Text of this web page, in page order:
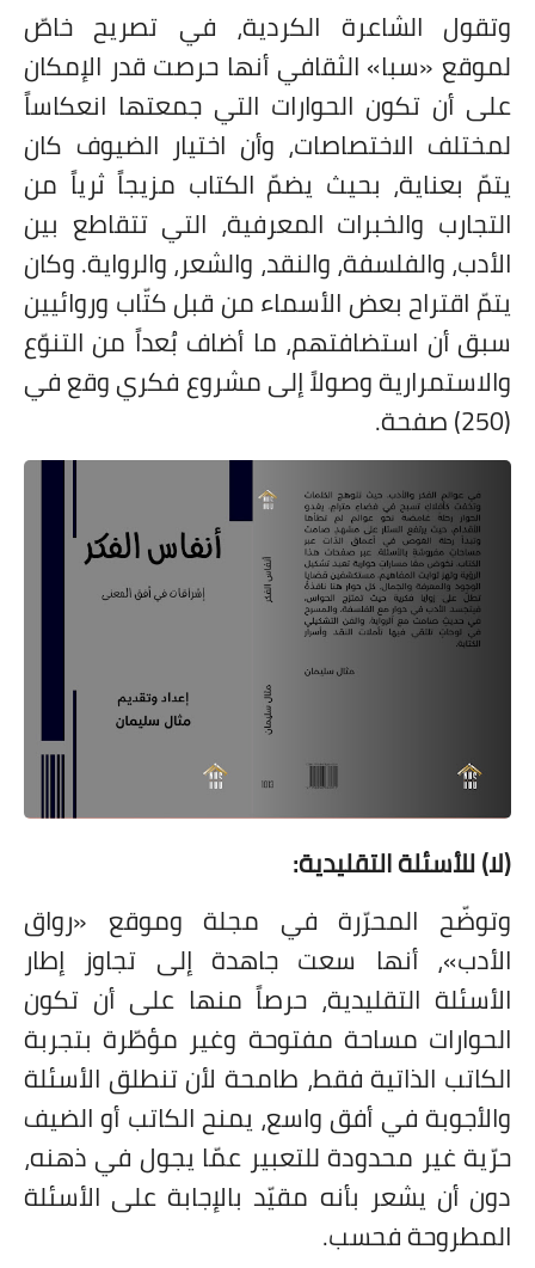
وتقول الشاعرة الكردية، في تصريح خاصّ
لموقع «سبا» الثقافي أنها حرصت قدر الإمكان
على أن تكون الحوارات التي جمعتها انعكاساً
لمختلف الاختصاصات، وأن اختيار الضيوف كان
يتمّ بعناية، بحيث يضمّ الكتاب مزيجاً ثرياً من
التجارب والخبرات المعرفية، التي تتقاطع بين
الأدب، والفلسفة، والنقد، والشعر، والرواية. وكان
يتمّ اقتراح بعض الأسماء من قبل كتّاب وروائيين
سبق أن استضافتهم، ما أضاف بُعداً من التنوّع
والاستمرارية وصولاً إلى مشروع فكري وقع في
(250) صفحة.
(لا) للأسئلة التقليدية:
وتوضّح المحرّرة في مجلة وموقع «رواق
الأدب»، أنها سعت جاهدة إلى تجاوز إطار
الأسئلة التقليدية، حرصاً منها على أن تكون
الحوارات مساحة مفتوحة وغير مؤطّرة بتجربة
الكاتب الذاتية فقط، طامحة لأن تنطلق الأسئلة
والأجوبة في أفق واسع، يمنح الكاتب أو الضيف
حرّية غير محدودة للتعبير عمّا يجول في ذهنه،
دون أن يشعر بأنه مقيّد بالإجابة على الأسئلة
المطروحة فحسب.